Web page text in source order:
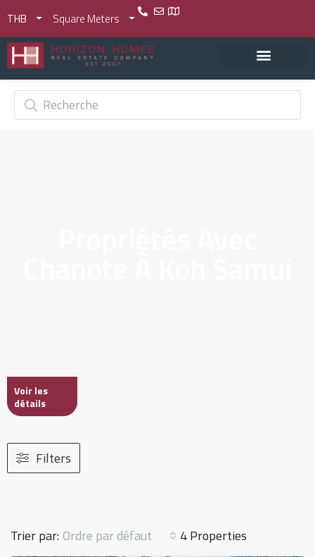
THB Square Meters
Voir les
détails
Filters
4 Properties
Trier par: Ordre par défaut